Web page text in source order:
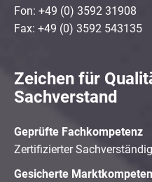
Fon: +49 (0) 3592 31908
Fax: +49 (0) 3592 543135
Zeichen für
Sachverstand
Geprüfte Fachkompetenz
Zertifizierter
Gesicherte